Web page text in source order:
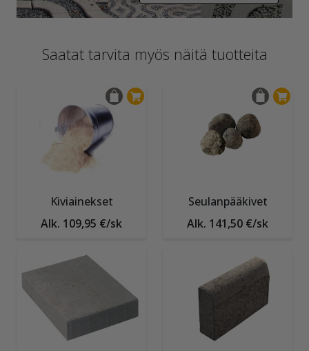
Saatat tarvita myös näitä tuotteita
Kiviainekset
Alk. 109,95 €/sk
Seulanpääkivet
Alk. 141,50 €/sk